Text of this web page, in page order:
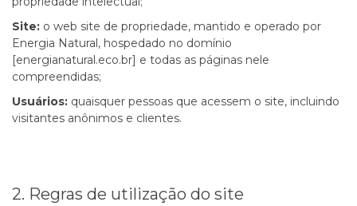
Site: o web site de propriedade, mantido e operado por
Energia Natural, hospedado no domínio
[energianatural.eco.br] e todas as páginas nele
compreendidas;
Usuários: quaisquer pessoas que acessem o site, incluindo
visitantes anônimos e clientes.
2. Regras de utilização do site